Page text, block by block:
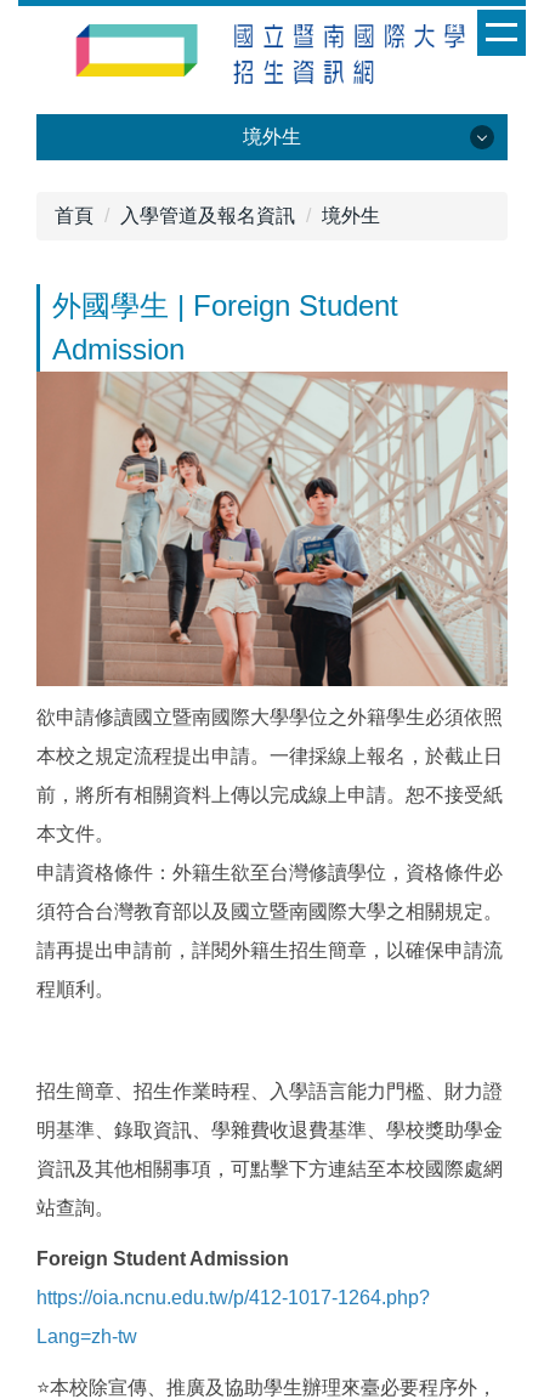
境外生
境外生
外國學生
僑生
首頁 入學管道及報名資訊 境外生
外國學生 | Foreign Student
Admission
欲申請修讀國立暨南國際大學學位之外籍學生必須依照
本校之規定流程提出申請。一律採線上報名，於截止日
前，將所有相關資料上傳以完成線上申請。恕不接受紙
本文件。
申請資格條件：外籍生欲至台灣修讀學位，資格條件必
須符合台灣教育部以及國立暨南國際大學之相關規定。
請再提出申請前，詳閱外籍生招生簡章，以確保申請流
程順利。
招生簡章、招生作業時程、入學語言能力門檻、財力證
明基準、錄取資訊、學雜費收退費基準、學校獎助學金
資訊及其他相關事項，可點擊下方連結至本校國際處網
站查詢。
Foreign Student Admission
https://oia.ncnu.edu.tw/p/412-1017-1264.php?
Lang=zh-tw
⭐本校除宣傳、推廣及協助學生辦理來臺必要程序外，